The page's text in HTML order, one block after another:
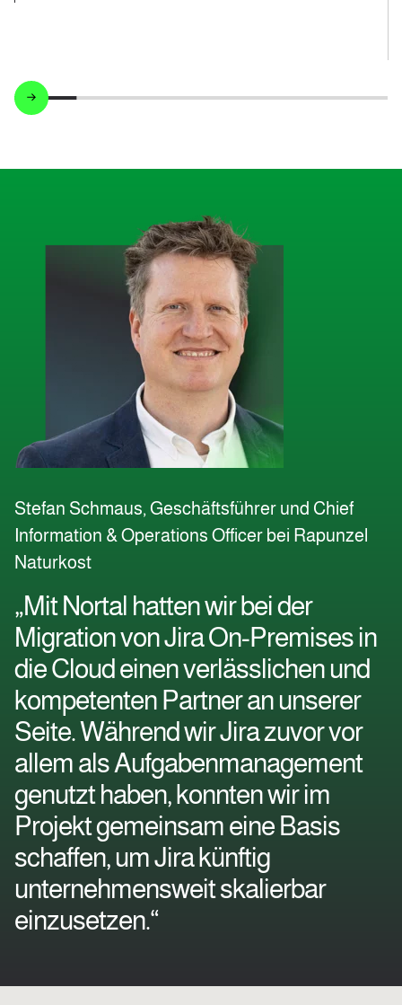
Stefan Schmaus, Geschäftsführer und Chief
Information & Operations Officer bei Rapunzel
Naturkost
„Mit Nortal hatten wir bei der
Migration von Jira On-Premises in
die Cloud einen verlässlichen und
kompetenten Partner an unserer
Seite. Während wir Jira zuvor vor
allem als Aufgabenmanagement
genutzt haben, konnten wir im
Projekt gemeinsam eine Basis
schaffen, um Jira künftig
unternehmensweit skalierbar
einzusetzen.“